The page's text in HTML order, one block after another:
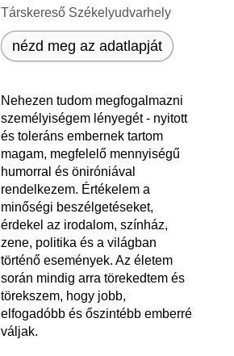
Társkereső Székelyudvarhely
nézd meg az adatlapját
Nehezen tudom megfogalmazni
személyiségem lényegét - nyitott
és toleráns embernek tartom
magam, megfelelő mennyiségű
humorral és öniróniával
rendelkezem. Értékelem a
minőségi beszélgetéseket,
érdekel az irodalom, színház,
zene, politika és a világban
történő események. Az életem
során mindig arra törekedtem és
törekszem, hogy jobb,
elfogadóbb és őszintébb emberré
váljak.